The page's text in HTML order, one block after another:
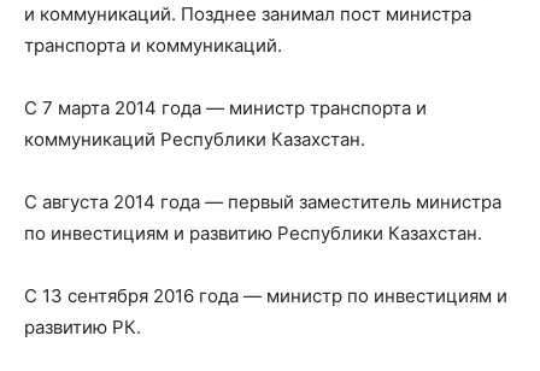
и коммуникаций. Позднее занимал пост министра
транспорта и коммуникаций.
С 7 марта 2014 года — министр транспорта и
коммуникаций Республики Казахстан.
С августа 2014 года — первый заместитель министра
по инвестициям и развитию Республики Казахстан.
С 13 сентября 2016 года — министр по инвестициям и
развитию РК.